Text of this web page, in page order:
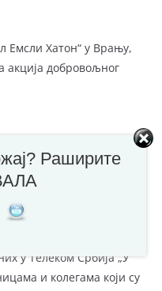
Емсли Хатон“ у Врању,
акција добровољног
у Телеком Србија „У
и колегама који су
Раширите